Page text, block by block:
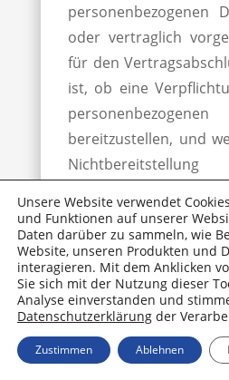
personenbezogenen
oder vertraglich
für den
ist, ob eine
bereitzustellen, und
Mitunter kann
Vertragsschluss
Sie uns
Verfügung stellen,
durch uns verarbeitet
Sie sind beispielsweise
Unsere Website verwendet
und Funktionen auf unserer
Daten darüber zu sammeln, wie
Website, unseren Produkten und
interagieren. Mit dem Anklicken
Sie sich mit der Nutzung dieser
Analyse einverstanden und
Datenschutzerklärung der
Zustimmen Ablehnen